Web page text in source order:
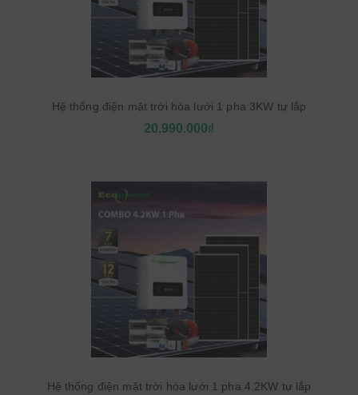
Hệ thống điện mặt trời hòa lưới 1 pha 3KW tự lắp
20.990.000₫
Hệ thống điện mặt trời hòa lưới 1 pha 4.2KW tự lắp